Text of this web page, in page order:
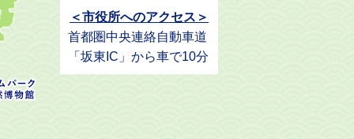
＜市役所へのアクセス＞
首都圏中央連絡自動車道
「坂東IC」から車で10分